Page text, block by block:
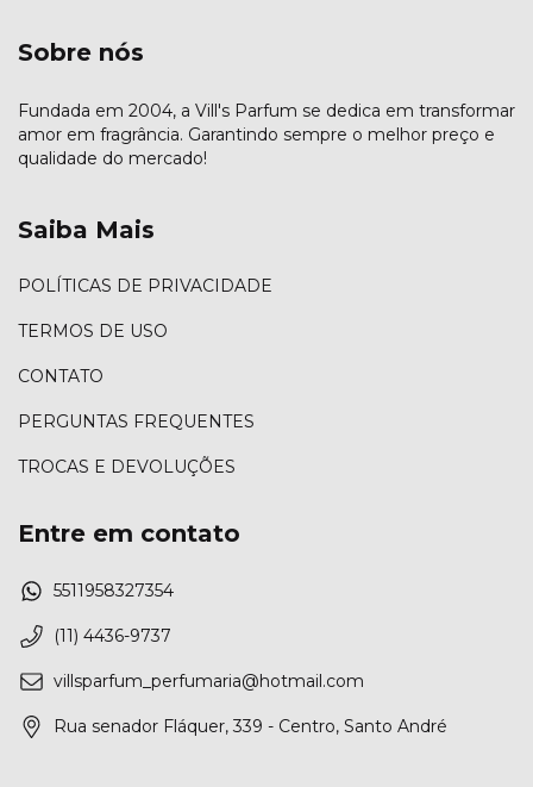
Sobre nós
Fundada em 2004, a Vill's Parfum se dedica em transformar
amor em fragrância. Garantindo sempre o melhor preço e
qualidade do mercado!
Saiba Mais
POLÍTICAS DE PRIVACIDADE
TERMOS DE USO
CONTATO
PERGUNTAS FREQUENTES
TROCAS E DEVOLUÇÕES
Entre em contato
5511958327354
(11) 4436-9737
villsparfum_perfumaria@hotmail.com
Rua senador Fláquer, 339 - Centro, Santo André